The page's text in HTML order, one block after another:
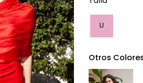
U
Otros